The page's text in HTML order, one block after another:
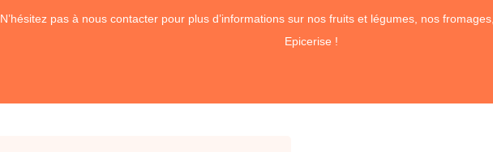
N’hésitez pas à nous contacter pour plus d’informations sur nos fruits et légumes, nos
Epicerise !